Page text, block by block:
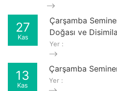
27
Kas
Çarşamba
Doğası ve
Yer :
13
Kas
Çarşamba
Yer :